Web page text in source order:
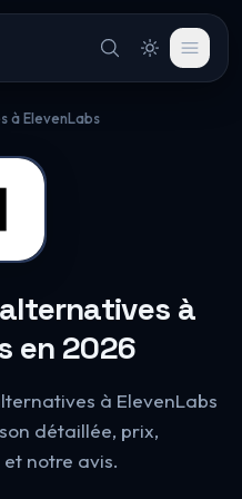
à ElevenLabs
à
en 2026
à ElevenLabs
détaillée, prix,
notre avis.